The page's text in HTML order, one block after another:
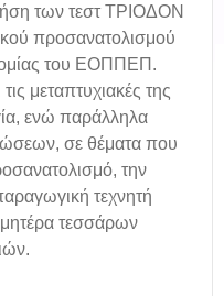
των τεστ ΤΡΙΟΔΟΝ
προσανατολισμού
του ΕΟΠΠΕΠ.
μεταπτυχιακές της
ενώ παράλληλα
σε θέματα που
την
τεχνητή
τεσσάρων